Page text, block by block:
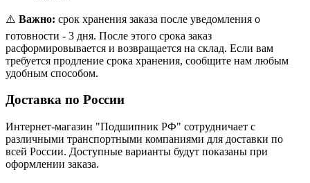
⚠️ Важно: срок хранения заказа после уведомления о
готовности - 3 дня. После этого срока заказ
расформировывается и возвращается на склад. Если вам
требуется продление срока хранения, сообщите нам любым
удобным способом.
Доставка по России
Интернет-магазин "Подшипник РФ" сотрудничает с
различными транспортными компаниями для доставки по
всей России. Доступные варианты будут показаны при
оформлении заказа.